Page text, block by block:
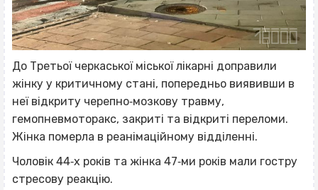
До Третьої черкаської міської лікарні доправили
жінку у критичному стані, попередньо виявивши в
неї відкриту черепно‐мозкову травму,
гемопневмоторакс, закриті та відкриті переломи.
Жінка померла в реанімаційному відділенні.
Чоловік 44‐х років та жінка 47‐ми років мали гостру
стресову реакцію.